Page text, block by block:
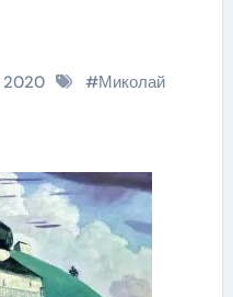
2020 #Миколай